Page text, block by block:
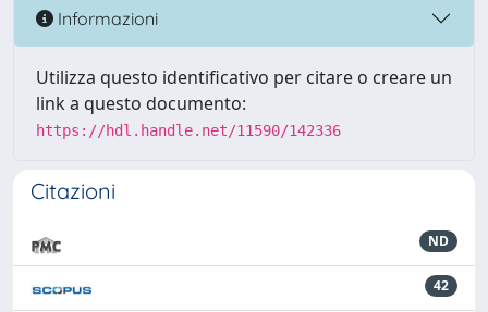
Informazioni
Utilizza questo identificativo per citare o creare un
link a questo documento:
https://hdl.handle.net/11590/142336
Citazioni
ND
42